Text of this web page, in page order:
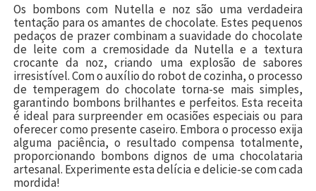
Os bombons com Nutella e noz são uma verdadeira
tentação para os amantes de chocolate. Estes pequenos
pedaços de prazer combinam a suavidade do chocolate
de leite com a cremosidade da Nutella e a textura
crocante da noz, criando uma explosão de sabores
irresistível. Com o auxílio do robot de cozinha, o processo
de temperagem do chocolate torna-se mais simples,
garantindo bombons brilhantes e perfeitos. Esta receita
é ideal para surpreender em ocasiões especiais ou para
oferecer como presente caseiro. Embora o processo exija
alguma paciência, o resultado compensa totalmente,
proporcionando bombons dignos de uma chocolataria
artesanal. Experimente esta delícia e delicie-se com cada
mordida!